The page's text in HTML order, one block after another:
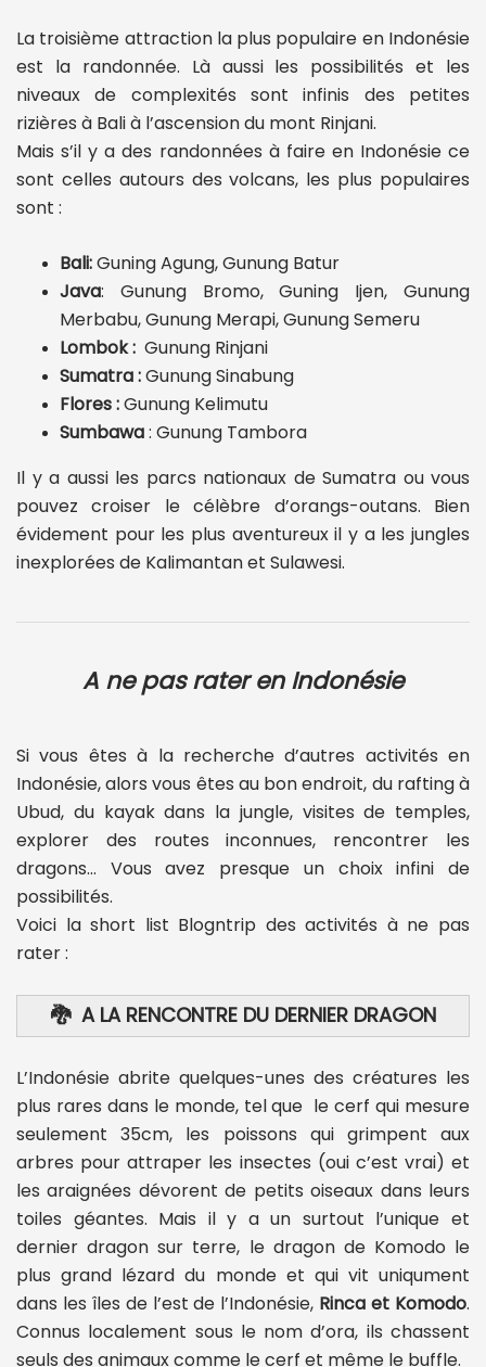
La troisième attraction la plus populaire en Indonésie
est la randonnée. Là aussi les possibilités et les
niveaux de complexités sont infinis des petites
rizières à Bali à l’ascension du mont Rinjani.
Mais s’il y a des randonnées à faire en Indonésie ce
sont celles autours des volcans, les plus populaires
sont :
Bali:Guning Agung, Gunung Batur
Java: Gunung Bromo, Guning Ijen, Gunung
Merbabu, Gunung Merapi, Gunung Semeru
Lombok : Gunung Rinjani
Sumatra :Gunung Sinabung
Flores :Gunung Kelimutu
Sumbawa: Gunung Tambora
Il y a aussi les parcs nationaux de Sumatra ou vous
pouvez croiser le célèbre d’orangs-outans. Bien
évidement pour les plus aventureux il y a les jungles
inexplorées de Kalimantan et Sulawesi.
A ne pas rater en Indonésie
Si vous êtes à la recherche d’autres activités en
Indonésie, alors vous êtes au bon endroit, du rafting à
Ubud, du kayak dans la jungle, visites de temples,
explorer des routes inconnues, rencontrer les
dragons… Vous avez presque un choix infini de
possibilités.
Voici la short list Blogntrip des activités à ne pas
rater :
🐉 A LA RENCONTRE DU DERNIER DRAGON
L’Indonésie abrite quelques-unes des créatures les
plus rares dans le monde, tel que le cerf qui mesure
seulement 35cm, les poissons qui grimpent aux
arbres pour attraper les insectes (oui c’est vrai) et
les araignées dévorent de petits oiseaux dans leurs
toiles géantes. Mais il y a un surtout l’unique et
dernier dragon sur terre, le dragon de Komodo le
plus grand lézard du monde et qui vit uniqument
dans les îles de l’est de l’Indonésie, Rinca et Komodo.
Connus localement sous le nom d’ora, ils chassent
seuls des animaux comme le cerf et même le buffle.